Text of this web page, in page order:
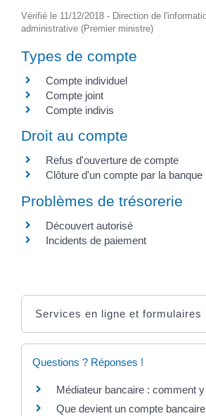
Vérifié le 11/12/2018 - Direction de
administrative (Premier ministre)
Types de compte
Compte individuel
Compte joint
Compte indivis
Droit au compte
Refus d'ouverture de compte
Clôture d'un compte par la banque
Problèmes de trésorerie
Découvert autorisé
Incidents de paiement
Services en ligne et formulaires
Questions ? Réponses !
Médiateur bancaire : comment
Que devient un compte